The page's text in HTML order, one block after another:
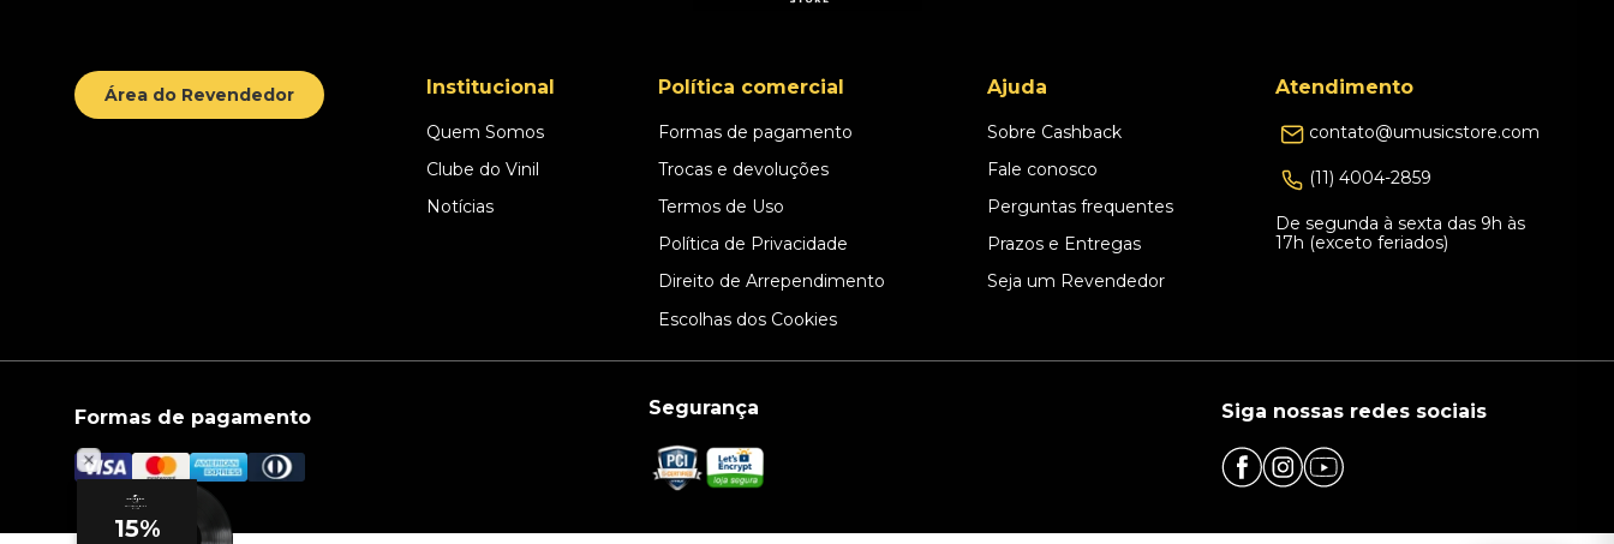
Área do Revendedor Institucional
Quem Somos
Clube do Vinil
Notícias
Política comercial
Formas de pagamento
Trocas e devoluções
Termos de Uso
Política de Privacidade
Direito de Arrependimento
Escolhas dos Cookies
Ajuda
Sobre Cashback
Fale conosco
Perguntas frequentes
Prazos e Entregas
Seja um Revendedor
Atendimento
contato@umusicstore.com
(11) 4004-2859
De segunda à sexta das 9h às
17h (exceto feriados)
Formas de pagamento Segurança Siga nossas redes sociais